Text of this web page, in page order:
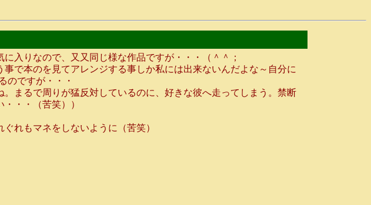
入りなので、又又同じ様な作品ですが・・・（＾＾；
で本のを見てアレンジする事しか私には出来ないんだよな～自分に
のですが・・・
まるで周りが猛反対しているのに、好きな彼へ走ってしまう。禁断
・・（苦笑））
れもマネをしないように（苦笑）